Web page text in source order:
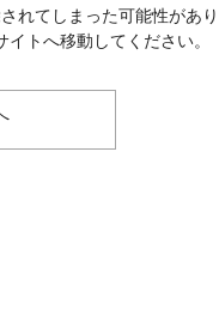
れてしまった可能性があ
トへ移動してください。